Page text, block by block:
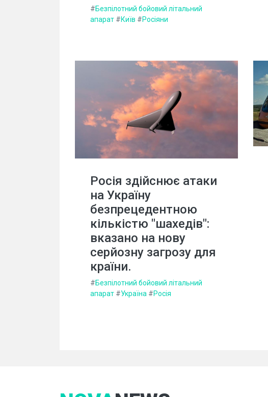
#Безпілотний бойовий літальний
апарат #Київ #Росіяни
Росія здійснює атаки
на Україну
безпрецедентною
кількістю "шахедів":
вказано на нову
серйозну загрозу для
країни.
#Безпілотний бойовий літальний
апарат #Україна #Росія